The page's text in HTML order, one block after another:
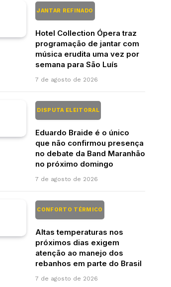
JANTAR REFINADO
Hotel Collection Ópera traz
programação de jantar com
música erudita uma vez por
semana para São Luís
7 de agosto de 2026
DISPUTA ELEITORAL
Eduardo Braide é o único
que não confirmou presença
no debate da Band Maranhão
no próximo domingo
7 de agosto de 2026
CONFORTO TÉRMICO
Altas temperaturas nos
próximos dias exigem
atenção ao manejo dos
rebanhos em parte do Brasil
7 de agosto de 2026